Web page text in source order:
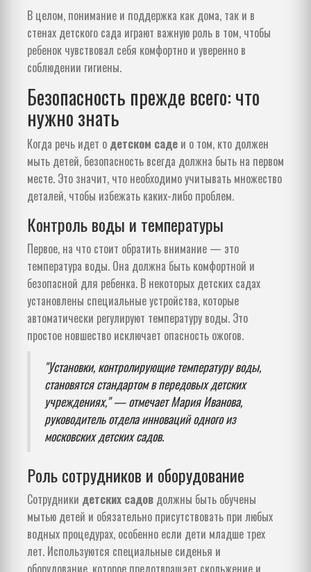
В целом, понимание и поддержка как дома, так и в
стенах детского сада играют важную роль в том, чтобы
ребенок чувствовал себя комфортно и уверенно в
соблюдении гигиены.
Безопасность прежде всего: что
нужно знать
Когда речь идет о детском саде и о том, кто должен
мыть детей, безопасность всегда должна быть на первом
месте. Это значит, что необходимо учитывать множество
деталей, чтобы избежать каких-либо проблем.
Контроль воды и температуры
Первое, на что стоит обратить внимание — это
температура воды. Она должна быть комфортной и
безопасной для ребенка. В некоторых детских садах
установлены специальные устройства, которые
автоматически регулируют температуру воды. Это
простое новшество исключает опасность ожогов.
"Установки, контролирующие температуру воды,
становятся стандартом в передовых детских
учреждениях," — отмечает Мария Иванова,
руководитель отдела инноваций одного из
московских детских садов.
Роль сотрудников и оборудование
Сотрудники детских садов должны быть обучены
мытью детей и обязательно присутствовать при любых
водных процедурах, особенно если дети младше трех
лет. Используются специальные сиденья и
оборудование, которое предотвращает скольжение и